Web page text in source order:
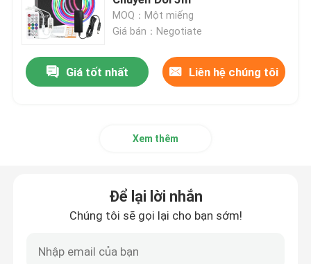
Đèn Neon Dải Linh Hoạt
Dải đèn neon silicon
Ánh sáng tuyến tính đường chân trời
Dưới ánh sáng dải LED tủ
MOQ：Một miếng
Giá bán：Negotiate
Giá tốt nhất Liên hệ chúng tôi
Xem thêm
Để lại lời nhắn
Chúng tôi sẽ gọi lại cho bạn sớm!